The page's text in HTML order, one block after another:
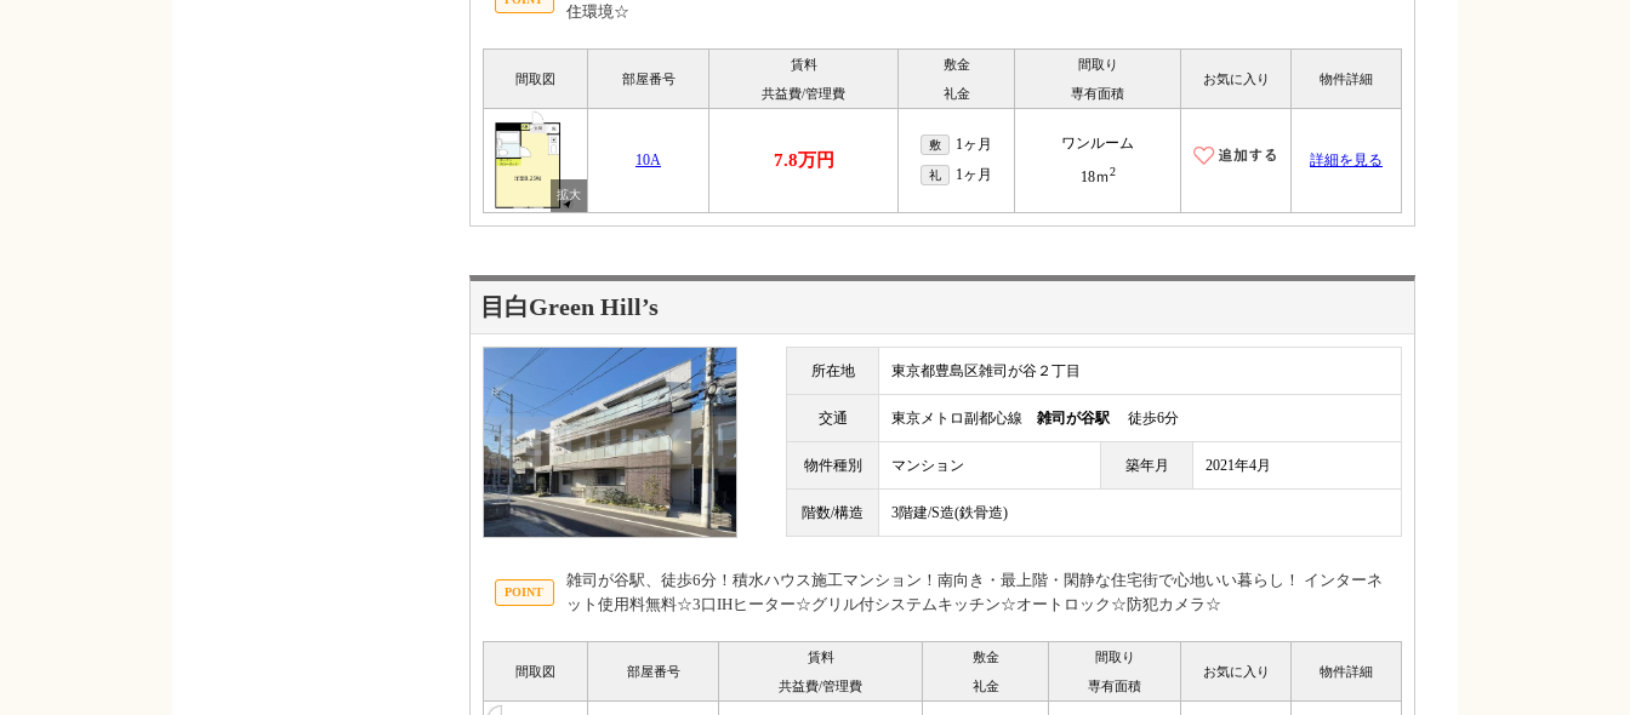
住環境☆
間取図 部屋番号
賃料
共益費/管理費
敷金
礼金
間取り
専有面積
お気に入り 物件詳細
10A 7.8万円
敷 1ヶ月
礼 1ヶ月
ワンルーム
18ｍ2
詳細を見る
目白Green Hill’s
所在地 東京都豊島区雑司が谷２丁目
交通 東京メトロ副都心線 雑司が谷駅 徒歩6分
物件種別 マンション 築年月 2021年4月
階数/構造 3階建/S造(鉄骨造)
雑司が谷駅、徒歩6分！積水ハウス施工マンション！南向き・最上階・閑静な住宅街で心地いい暮らし！ インターネ
ット使用料無料☆3口IHヒーター☆グリル付システムキッチン☆オートロック☆防犯カメラ☆
間取図 部屋番号
賃料
共益費/管理費
敷金
礼金
間取り
専有面積
お気に入り 物件詳細